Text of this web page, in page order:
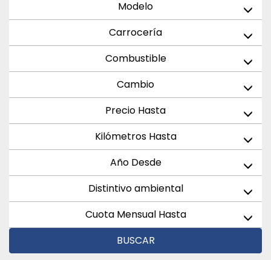
Modelo
Carrocería
Combustible
Cambio
Precio Hasta
Kilómetros Hasta
Año Desde
Distintivo ambiental
Cuota Mensual Hasta
BUSCAR